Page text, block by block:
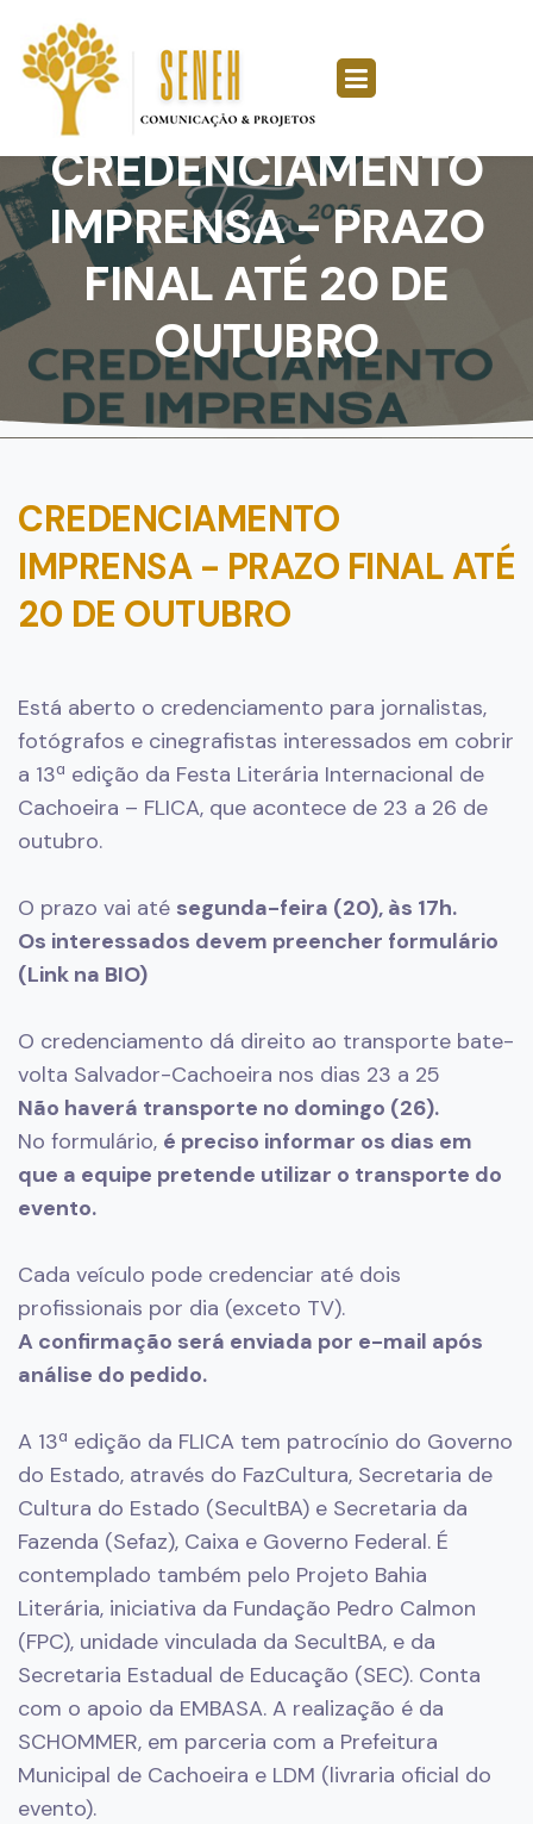
CREDENCIAMENTO
IMPRENSA - PRAZO
FINAL ATÉ 20 DE
OUTUBRO
CREDENCIAMENTO
IMPRENSA - PRAZO FINAL ATÉ
20 DE OUTUBRO
Está aberto o credenciamento para jornalistas,
fotógrafos e cinegrafistas interessados em cobrir
a 13ª edição da Festa Literária Internacional de
Cachoeira – FLICA, que acontece de 23 a 26 de
outubro.
O prazo vai até segunda-feira (20), às 17h.
Os interessados devem preencher formulário
(Link na BIO)
O credenciamento dá direito ao transporte bate-
volta Salvador-Cachoeira nos dias 23 a 25
Não haverá transporte no domingo (26).
No formulário, é preciso informar os dias em
que a equipe pretende utilizar o transporte do
evento.
Cada veículo pode credenciar até dois
profissionais por dia (exceto TV).
A confirmação será enviada por e-mail após
análise do pedido.
A 13ª edição da FLICA tem patrocínio do Governo
do Estado, através do FazCultura, Secretaria de
Cultura do Estado (SecultBA) e Secretaria da
Fazenda (Sefaz), Caixa e Governo Federal. É
contemplado também pelo Projeto Bahia
Literária, iniciativa da Fundação Pedro Calmon
(FPC), unidade vinculada da SecultBA, e da
Secretaria Estadual de Educação (SEC). Conta
com o apoio da EMBASA. A realização é da
SCHOMMER, em parceria com a Prefeitura
Municipal de Cachoeira e LDM (livraria oficial do
evento).